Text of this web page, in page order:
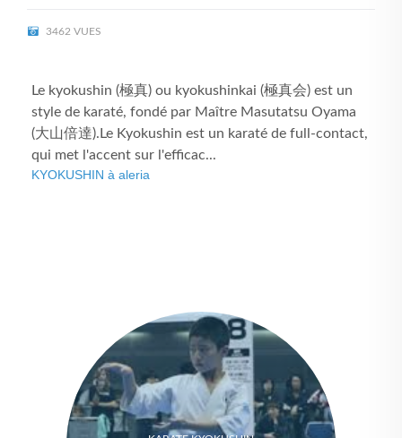
3462 VUES
Le kyokushin (極真) ou kyokushinkai (極真会) est un
style de karaté, fondé par Maître Masutatsu Oyama
(大山倍達).Le Kyokushin est un karaté de full-contact,
qui met l'accent sur l'efficac...
KYOKUSHIN à aleria